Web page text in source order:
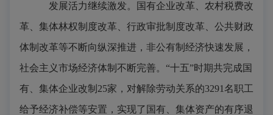
发展活力继续激发。
国有企业改革、农村税费改
革、集体林权制度改革、行政审批制度改革、公共财政
体制改革等不断向纵深推进，非公有制经济快速发展，
社会主义市场经济体制不断完善。“十五”时期共完成国
有、集体企业改制 25家，对解除劳动关系的3291 名职工
给予经济补偿等安置，实现了国有、集体资产的有序退